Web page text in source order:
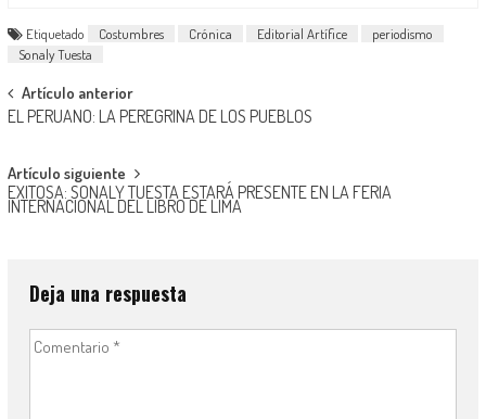
Etiquetado Costumbres Crónica Editorial Artífice
periodismo
Sonaly Tuesta
Navegación
de
entradas
Artículo anterior
EL PERUANO: LA PEREGRINA DE LOS PUEBLOS
Artículo siguiente
EXITOSA: SONALY TUESTA ESTARÁ PRESENTE EN LA FERIA
INTERNACIONAL DEL LIBRO DE LIMA
Deja una respuesta